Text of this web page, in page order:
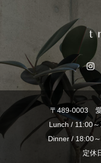
〒489-0003 愛
Lunch / 11:00
Dinner / 18:00
定休